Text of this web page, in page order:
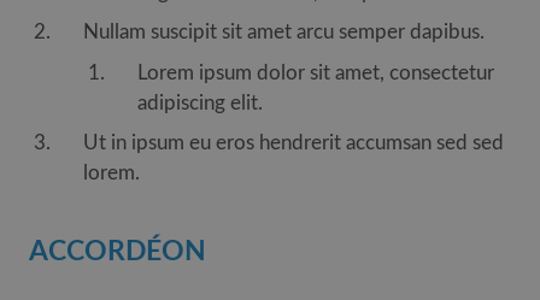
Nullam suscipit sit amet arcu semper dapibus.
Lorem ipsum dolor sit amet, consectetur
adipiscing elit.
Ut in ipsum eu eros hendrerit accumsan sed sed
lorem.
ACCORDÉON